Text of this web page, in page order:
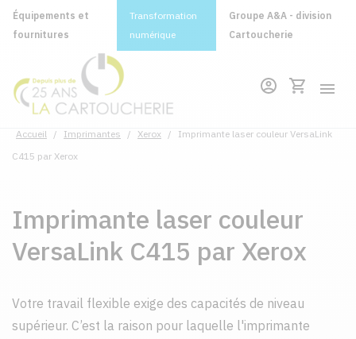
Équipements et
fournitures
Transformation
numérique
Groupe A&A - division
Cartoucherie
Accueil / Imprimantes / Xerox /
Imprimante laser couleur VersaLink
C415 par Xerox
Imprimante laser couleur
VersaLink C415 par Xerox
Votre travail flexible exige des capacités de niveau
supérieur. C’est la raison pour laquelle l'imprimante